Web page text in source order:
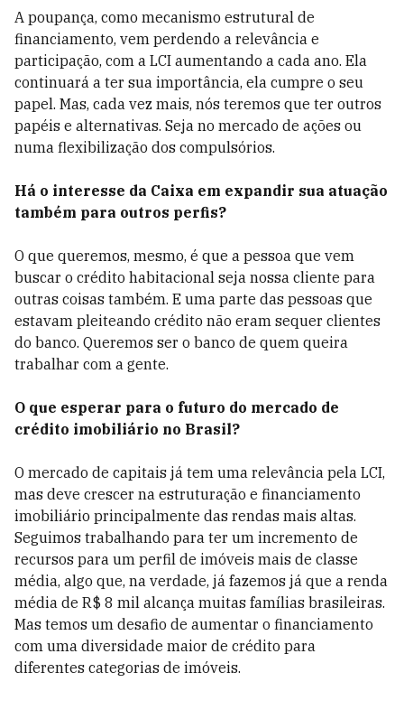
A poupança, como mecanismo estrutural de
financiamento, vem perdendo a relevância e
participação, com a LCI aumentando a cada ano. Ela
continuará a ter sua importância, ela cumpre o seu
papel. Mas, cada vez mais, nós teremos que ter outros
papéis e alternativas. Seja no mercado de ações ou
numa flexibilização dos compulsórios.
Há o interesse da Caixa em expandir sua atuação
também para outros perfis?
O que queremos, mesmo, é que a pessoa que vem
buscar o crédito habitacional seja nossa cliente para
outras coisas também. E uma parte das pessoas que
estavam pleiteando crédito não eram sequer clientes
do banco. Queremos ser o banco de quem queira
trabalhar com a gente.
O que esperar para o futuro do mercado de
crédito imobiliário no Brasil?
O mercado de capitais já tem uma relevância pela LCI,
mas deve crescer na estruturação e financiamento
imobiliário principalmente das rendas mais altas.
Seguimos trabalhando para ter um incremento de
recursos para um perfil de imóveis mais de classe
média, algo que, na verdade, já fazemos já que a renda
média de R$ 8 mil alcança muitas famílias brasileiras.
Mas temos um desafio de aumentar o financiamento
com uma diversidade maior de crédito para
diferentes categorias de imóveis.